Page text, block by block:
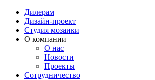
Дилерам
Дизайн-проект
Студия мозаики
О компании
О нас
Новости
Проекты
Сотрудничество